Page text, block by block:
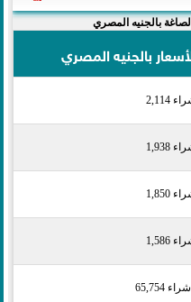
بالجنيه المصري
بالجنيه المصري